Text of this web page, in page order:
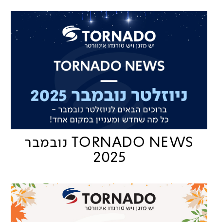
TORNADO NEWS נובמבר
2025